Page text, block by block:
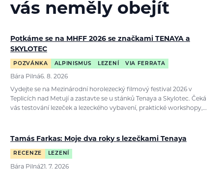
vás neměly obejít
Potkáme se na MHFF 2026 se značkami TENAYA a
SKYLOTEC
POZVÁNKA ALPINISMUS LEZENÍ VIA FERRATA
Bára Pilná6. 8. 2026
Vydejte se na Mezinárodní horolezecký filmový festival 2026 v
Teplicích nad Metují a zastavte se u stánků Tenaya a Skylotec. Čeká
vás testování lezeček a lezeckého vybavení, praktické workshopy,…
Tamás Farkas: Moje dva roky s lezečkami Tenaya
RECENZE LEZENÍ
Bára Pilná21. 7. 2026